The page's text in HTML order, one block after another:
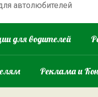
автолюбителей
для водителей
Реклама и